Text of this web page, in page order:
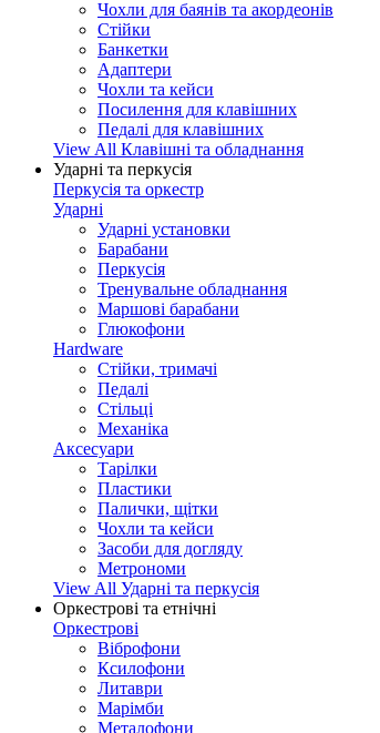
Чохли для баянів та акордеонів
Стійки
Банкетки
Адаптери
Чохли та кейси
Посилення для клавішних
Педалі для клавішних
View All Клавішні та обладнання
Ударні та перкусія
Перкусія та оркестр
Ударні
Ударні установки
Барабани
Перкусія
Тренувальне обладнання
Маршові барабани
Глюкофони
Hardware
Стійки, тримачі
Педалі
Стільці
Механіка
Аксесуари
Тарілки
Пластики
Палички, щітки
Чохли та кейси
Засоби для догляду
Метрономи
View All Ударні та перкусія
Оркестрові та етнічні
Оркестрові
Віброфони
Ксилофони
Литаври
Марімби
Металофони